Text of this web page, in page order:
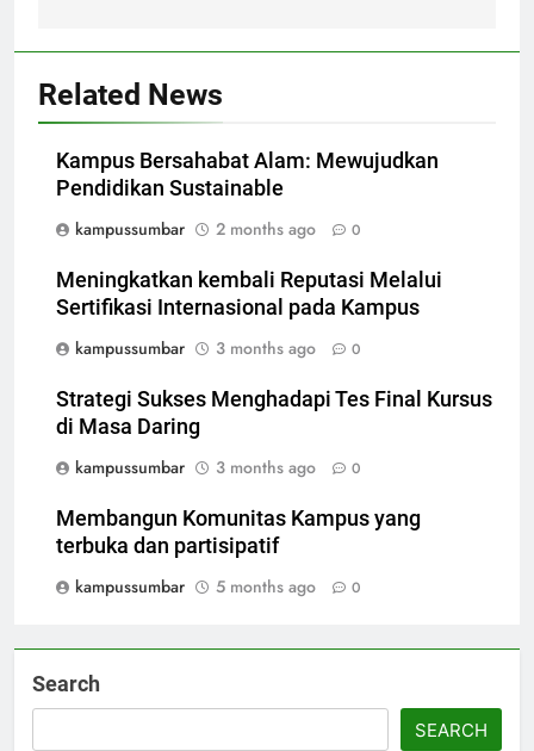
Related News
Kampus Bersahabat Alam: Mewujudkan
Pendidikan Sustainable
kampussumbar
2 months ago 0
Meningkatkan kembali Reputasi Melalui
Sertifikasi Internasional pada Kampus
kampussumbar
3 months ago 0
Strategi Sukses Menghadapi Tes Final Kursus
di Masa Daring
kampussumbar
3 months ago 0
Membangun Komunitas Kampus yang
terbuka dan partisipatif
kampussumbar
5 months ago 0
Search
SEARCH